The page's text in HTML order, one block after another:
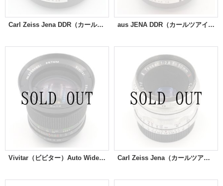
Carl Zeiss Jena DDR（カールツアイス イエナ）Tessar（テッサー）50mm/F2.8 aus JENA DDR（カールツアイス イエナ） Pancolar（パンカラー）50mm/F1.8 ゼブラ
Vivitar（ビビター）Auto Wide-Angle 28mm/F2.5 Carl Zeiss Jena（カールツアイス イエナ）Tessar（テッサー）王 50mm/F2.8